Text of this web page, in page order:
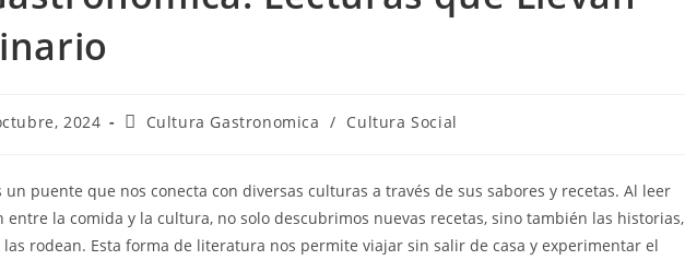
2024
Categoría
Cultura Gastronomica / Cultura Social
un puente que nos conecta con diversas culturas a través de sus sabores y recetas. Al leer
la comida y la cultura, no solo descubrimos nuevas recetas, sino también las historias,
rodean. Esta forma de literatura nos permite viajar sin salir de casa y experimentar el